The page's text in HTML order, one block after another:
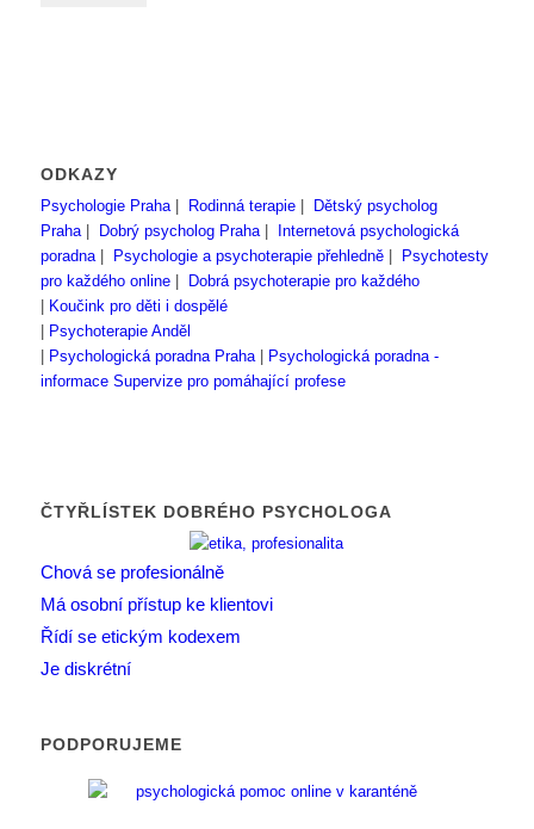
ODKAZY
Psychologie Praha| Rodinná terapie|
Dětský psycholog
Praha| Dobrý psycholog Praha|
Internetová psychologická
poradna| Psychologie a psychoterapie přehledně|
Psychotesty
pro každého online|
Dobrá psychoterapie pro každého
Koučink pro děti i dospělé
Psychoterapie Anděl
Psychologická poradna Praha|
Psychologická poradna -
informace Supervize pro pomáhající profese
ČTYŘLÍSTEK DOBRÉHO PSYCHOLOGA
Chová se profesionálně
Má osobní přístup ke klientovi
Řídí se etickým kodexem
Je diskrétní
PODPORUJEME